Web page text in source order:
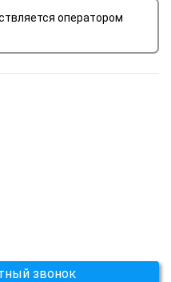
оператором
звонок